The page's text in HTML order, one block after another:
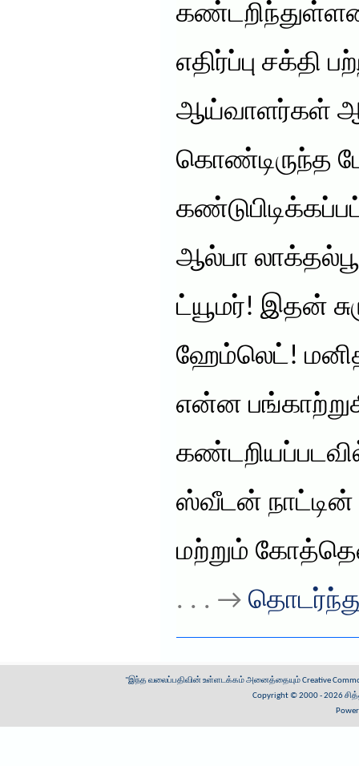
எதிர்ப்பு சக்தி
ஆய்வாளர்கள்
கொண்டிருந்த
ஆல்பா
ட்யூமர்! இதன்
ஹேம்லெட்!
என்ன
ஸ்வீடன்
மற்றும்
. . . →
"இந்த வலைப்பதிவின் உள்ளடக்கம் அனைத்தையும்Creative
Copyright © 2000 - 2026